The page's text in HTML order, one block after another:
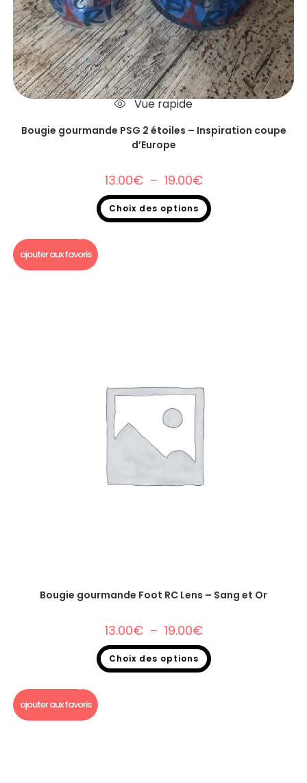
Vue rapide
Bougie gourmande PSG 2 étoiles – Inspiration coupe
d’Europe
13.00€ – 19.00€
Choix des options
ajouter aux favoris
Bougie gourmande Foot RC Lens – Sang et Or
13.00€ – 19.00€
Choix des options
ajouter aux favoris